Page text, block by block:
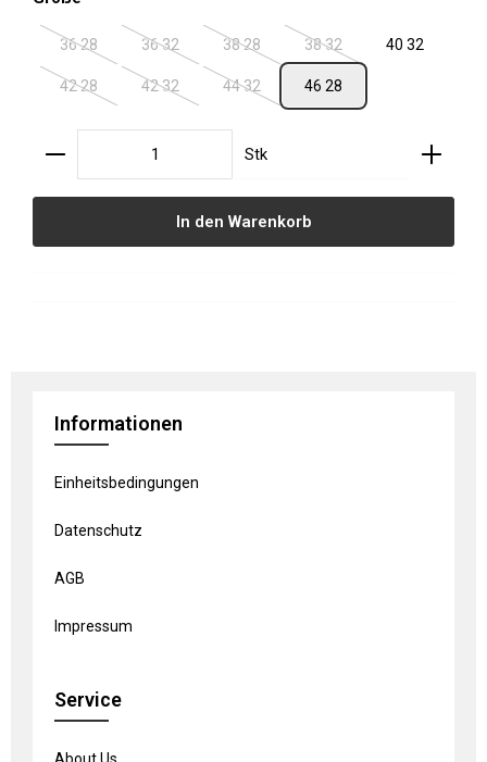
36 28(Diese Option ist zurzeit nicht verfügbar.)
36 32(Diese Option ist zurzeit nicht verfügbar.)
38 28(Diese Option ist zurzeit nicht
38 32(Diese Option ist zurzeit
40 32
42 28(Diese Option ist zurzeit nicht verfügbar.)
42 32(Diese Option ist zurzeit nicht verfügbar.)
44 32(Diese Option ist zurzeit nicht
46 28
Produkt Anzahl: Gib den gewünschten Wert ein
Stk
In den Warenkorb
Informationen
Einheitsbedingungen
Datenschutz
AGB
Impressum
Service